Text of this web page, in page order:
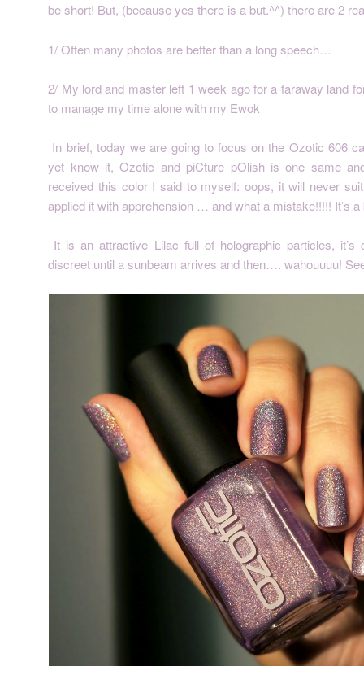
be short! But, (because yes there is a but.^^) there are 2
1/ Often many photos are better than a long speech…
2/ My lord and master left 1 week ago for a faraway land
to manage my time alone with my Ewok
In brief, today we are going to focus on the Ozotic 606
yet know it, Ozotic and piCture pOlish is one same
received this color I said to myself: oops, it will never
applied it with apprehension … and what a mistake!!!!! It’s
It is an attractive Lilac full of holographic particles, it’s
discreet until a sunbeam arrives and then…. wahouuuu!